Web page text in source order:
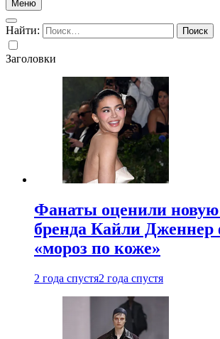
Меню
Найти:
Заголовки
Фанаты оценили
бренда Кайли Дженнер
«мороз по коже»
2 года спустя2 года спустя